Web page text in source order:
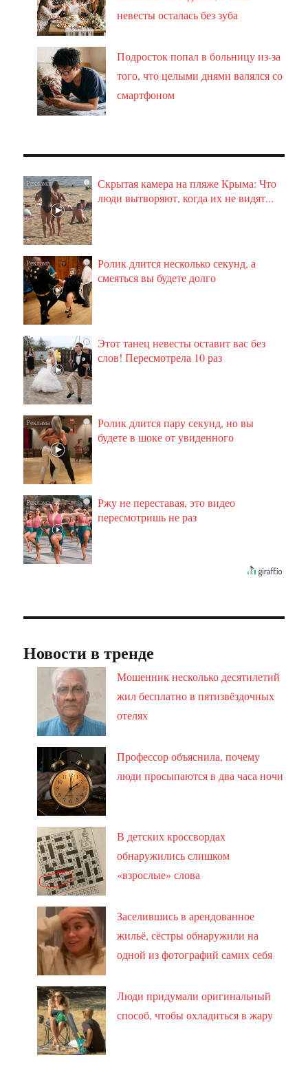
невесты осталась без зуба
Подросток попал в больницу из-за
того, что целыми днями валялся со
смартфоном
i
Скрытая камера на пляже Крыма: Что
люди вытворяют, когда их не видят...
i
Ролик длится несколько секунд, а
смеяться вы будете долго
i
Этот танец невесты оставит вас без
слов! Пересмотрела 10 раз
i
Ролик длится пару секунд, но вы
будете в шоке от увиденного
i
Ржу не переставая, это видео
пересмотришь не раз
Новости в тренде
Мошенник несколько десятилетий
жил бесплатно в пятизвёздочных
отелях
Профессор объяснила, почему
люди просыпаются в два часа ночи
В детских кроссвордах
обнаружились слишком
«взрослые» слова
Заселившись в арендованное
жильё, сёстры обнаружили на
одной из фотографий самих себя
Люди придумали оригинальный
способ, чтобы охладиться в жару